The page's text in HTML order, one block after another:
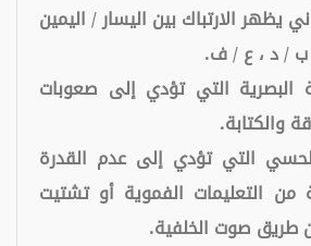
الارتباك بين اليسار / اليمين
ب / د ، ع / ف.
البصرية التي تؤدي إلى صعوبات
والكتابة.
التي تؤدي إلى عدم القدرة
من التعليمات الفموية أو تشتيت
طريق صوت الخلفية.